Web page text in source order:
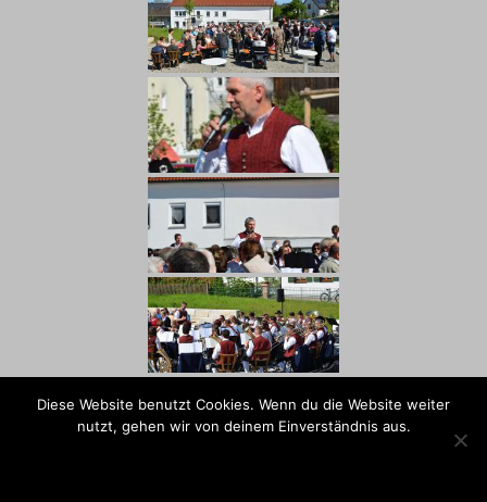
Diese Website benutzt Cookies. Wenn du die Website weiter
nutzt, gehen wir von deinem Einverständnis aus.